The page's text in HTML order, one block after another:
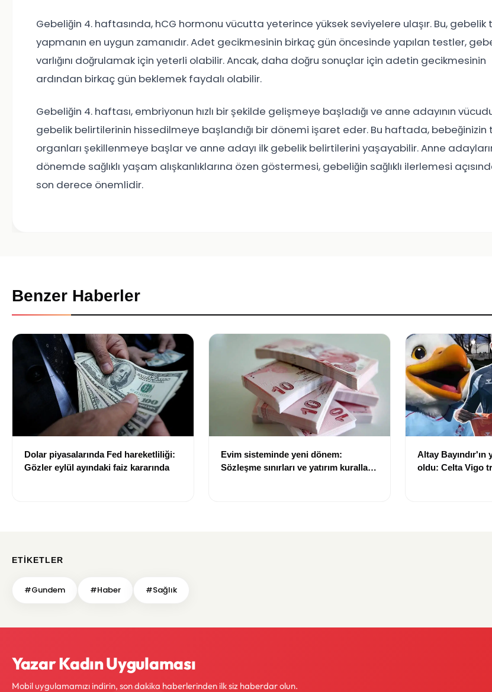
Gebeliğin 4. haftasında, hCG hormonu vücutta yeterince yüksek seviyelere ulaşır. Bu, gebelik
yapmanın en uygun zamanıdır. Adet gecikmesinin birkaç gün öncesinde yapılan testler,
varlığını doğrulamak için yeterli olabilir. Ancak, daha doğru sonuçlar için adetin gecikmesinin
ardından birkaç gün beklemek faydalı olabilir.
Gebeliğin 4. haftası, embriyonun hızlı bir şekilde gelişmeye başladığı ve anne adayının
gebelik belirtilerinin hissedilmeye başlandığı bir dönemi işaret eder. Bu haftada, bebeğinizin
organları şekillenmeye başlar ve anne adayı ilk gebelik belirtilerini yaşayabilir. Anne
dönemde sağlıklı yaşam alışkanlıklarına özen göstermesi, gebeliğin sağlıklı ilerlemesi
son derece önemlidir.
Benzer Haberler
Dolar piyasalarında Fed hareketliliği:
Gözler eylül ayındaki faiz kararında
Evim sisteminde yeni dönem:
Sözleşme sınırları ve yatırım kuralları
Altay Bayındır'ın
oldu: Celta Vigo
ETIKETLER
#Gundem #Haber #Sağlık
Yazar Kadın Uygulaması
Mobil uygulamamızı indirin, son dakika haberlerinden ilk siz haberdar olun.